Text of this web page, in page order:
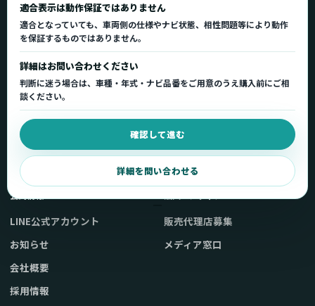
適合表示は動作保証ではありません
適合となっていても、車両側の仕様やナビ状態、相性問題等により動作
を保証するものではありません。
詳細はお問い合わせください
判断に迷う場合は、車種・年式・ナビ品番をご用意のうえ購入前にご相
談ください。
確認して進む
詳細を問い合わせる
正規販売代理店 車種適合情報 国内サポート窓口
製品を探す
製品一覧
車種適合を確認
用途から製品を選ぶ
取扱店舗・購入先
弊社販売ストアへ
Q&A・症状別サポート
起動不良復旧サービス
公式情報
LINE公式アカウント
お知らせ
会社概要
採用情報
販売代理店募集
メディア窓口